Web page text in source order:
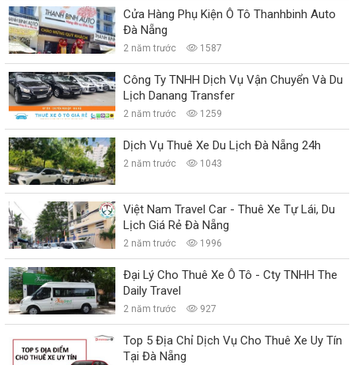
Cửa Hàng Phụ Kiện Ô Tô Thanhbinh Auto
Đà Nẵng
2 năm trước 1587
Công Ty TNHH Dịch Vụ Vận Chuyển Và Du
Lịch Danang Transfer
2 năm trước 1259
Dịch Vụ Thuê Xe Du Lịch Đà Nẵng 24h
2 năm trước 1043
Việt Nam Travel Car - Thuê Xe Tự Lái, Du
Lịch Giá Rẻ Đà Nẵng
2 năm trước 1996
Đại Lý Cho Thuê Xe Ô Tô - Cty TNHH The
Daily Travel
2 năm trước 927
Top 5 Địa Chỉ Dịch Vụ Cho Thuê Xe Uy Tín
Tại Đà Nẵng